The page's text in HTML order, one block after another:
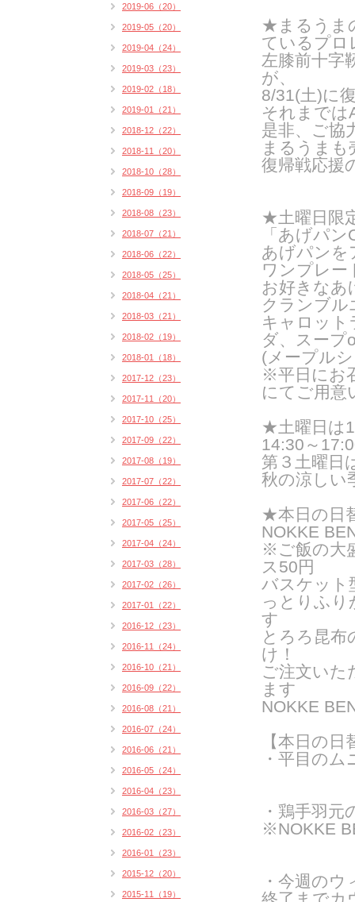
★まるうま
ているプロ
左膝前十字
が、
8/31(土)に
それまでは
是非、ご協
まるうまも
復帰戦応援
★土曜日限
「あげパ
あげパンを
ワンプレー
お好きなあ
クランブル
キャロット
ダ、スープ
(メープル
※平日にお
にてご用意
★土曜日は
14:30～
第３土曜日
秋の涼しい
★本日の日
NOKKE
※ご飯の大
ス50円
バスケット
っとりふり
す
とろろ昆布
け！
ご注文いた
ま す
NOKKE
【本日の
・平目のム
・鶏手羽元
※NOKKE
・今週の
2019-06（20）
2019-05（20）
2019-04（24）
2019-03（23）
2019-02（18）
2019-01（21）
2018-12（22）
2018-11（20）
2018-10（28）
2018-09（19）
2018-08（23）
2018-07（21）
2018-06（22）
2018-05（25）
2018-04（21）
2018-03（21）
2018-02（19）
2018-01（18）
2017-12（23）
2017-11（20）
2017-10（25）
2017-09（22）
2017-08（19）
2017-07（22）
2017-06（22）
2017-05（25）
2017-04（24）
2017-03（28）
2017-02（26）
2017-01（22）
2016-12（23）
2016-11（24）
2016-10（21）
2016-09（22）
2016-08（21）
2016-07（24）
2016-06（21）
2016-05（24）
2016-04（23）
2016-03（27）
2016-02（23）
2016-01（23）
2015-12（20）
2015-11（19）